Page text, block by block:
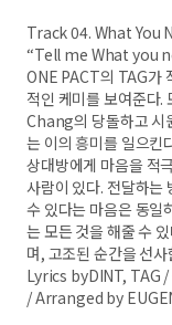
Track 04. What You
“Tell me What you
ONE PACT의 TAG가
적인 케미를 보여준다.
Chang의 당돌하고 시
는 이의 흥미를 일으킨
상대방에게 마음을 적
사람이 있다. 전달하는
수 있다는 마음은 동일
는 모든 것을 해줄 수
며, 고조된 순간을 선사
Lyrics byDINT, TAG
/ Arranged by